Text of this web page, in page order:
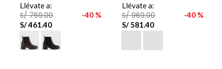
Llévate a:
S/ 769.00
S/461.40
40 %
Llévate a:
S/ 969.00
S/581.40
40 %